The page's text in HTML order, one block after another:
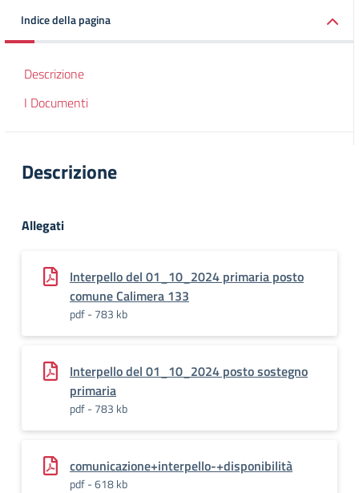
Indice della pagina
Descrizione
I Documenti
Descrizione
Allegati
Interpello del 01_10_2024 primaria posto
comune Calimera 133
pdf - 783 kb
Interpello del 01_10_2024 posto sostegno
primaria
pdf - 783 kb
comunicazione+interpello-+disponibilità
pdf - 618 kb